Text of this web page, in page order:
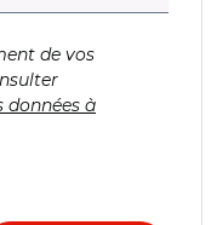
de vos
données à